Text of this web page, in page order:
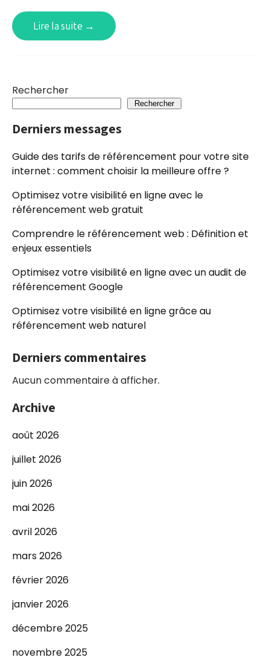
Lire la suite →
Rechercher
Rechercher
Derniers messages
Guide des tarifs de référencement pour votre site
internet : comment choisir la meilleure offre ?
Optimisez votre visibilité en ligne avec le
référencement web gratuit
Comprendre le référencement web : Définition et
enjeux essentiels
Optimisez votre visibilité en ligne avec un audit de
référencement Google
Optimisez votre visibilité en ligne grâce au
référencement web naturel
Derniers commentaires
Aucun commentaire à afficher.
Archive
août 2026
juillet 2026
juin 2026
mai 2026
avril 2026
mars 2026
février 2026
janvier 2026
décembre 2025
novembre 2025